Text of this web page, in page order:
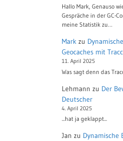
Hallo Mark, Genauso
Gespräche in der GC-
meine Statistik zu…
Mark zu
Geocaches mit
11. April 2025
Was sagt denn das
Lehmann zu Der
Deutscher
4. April 2025
...hat ja geklappt...
Jan zu Dynamische